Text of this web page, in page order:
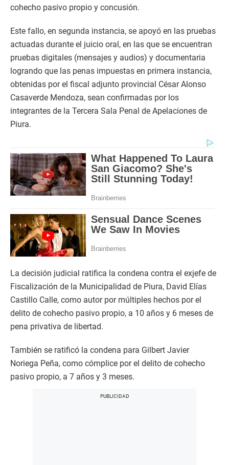
cohecho pasivo propio y concusión.
Este fallo, en segunda instancia, se apoyó en las pruebas
actuadas durante el juicio oral, en las que se encuentran
pruebas digitales (mensajes y audios) y documentaria
logrando que las penas impuestas en primera instancia,
obtenidas por el fiscal adjunto provincial César Alonso
Casaverde Mendoza, sean confirmadas por los
integrantes de la Tercera Sala Penal de Apelaciones de
Piura.
La decisión judicial ratifica la condena contra el exjefe de
Fiscalización de la Municipalidad de Piura, David Elías
Castillo Calle, como autor por múltiples hechos por el
delito de cohecho pasivo propio, a 10 años y 6 meses de
pena privativa de libertad.
También se ratificó la condena para Gilbert Javier
Noriega Peña, como cómplice por el delito de cohecho
pasivo propio, a 7 años y 3 meses.